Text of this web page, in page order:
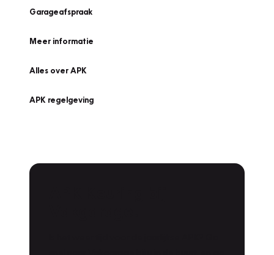
Garageafspraak
Meer informatie
Alles over APK
APK regelgeving